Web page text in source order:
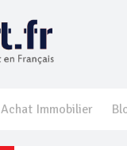
Achat Immobilier